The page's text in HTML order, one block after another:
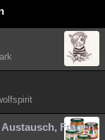
Fragen,